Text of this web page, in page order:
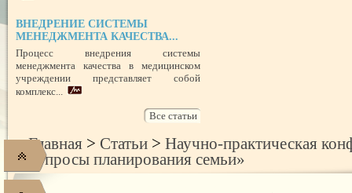
УСПЕШНЫЙ ДЕБЮТ «ШКОЛЫ АДМИНИСТРАТОРОВ
ЦЕЛЕПОЛАГАНИЕ, или КАК ПРАВИЛЬНО СТАВИТЬ ЦЕЛИ И
ИХ
ВНЕДРЕНИЕ СИСТЕМЫ
МЕНЕДЖМЕНТА КАЧЕСТВА...
Процесс внедрения системы
менеджмента качества в медицинском
учреждении представляет собой
комплекс...
Все статьи
Главная > Статьи > Научно-практическая
вопросы планирования семьи»